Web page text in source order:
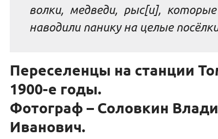
волки, медведи, рыс[и],
наводили панику на целые
Переселенцы на станции
1900-е годы.
Фотограф – Соловкин
Иванович.